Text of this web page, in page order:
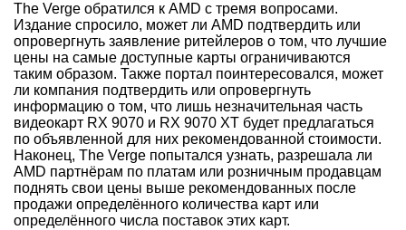
The Verge обратился к AMD с тремя вопросами.
Издание спросило, может ли AMD подтвердить или
опровергнуть заявление ритейлеров о том, что лучшие
цены на самые доступные карты ограничиваются
таким образом. Также портал поинтересовался, может
ли компания подтвердить или опровергнуть
информацию о том, что лишь незначительная часть
видеокарт RX 9070 и RX 9070 XT будет предлагаться
по объявленной для них рекомендованной стоимости.
Наконец, The Verge попытался узнать, разрешала ли
AMD партнёрам по платам или розничным продавцам
поднять свои цены выше рекомендованных после
продажи определённого количества карт или
определённого числа поставок этих карт.